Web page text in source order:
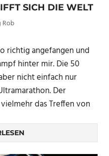
SICH DIE WELT
Rob
richtig angefangen und
hinter mir. Die 50
nicht einfach nur
Der
das Treffen von